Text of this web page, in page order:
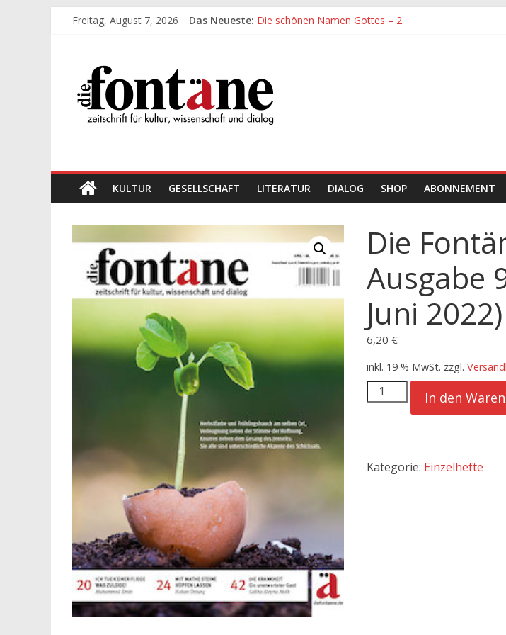
ZumFreitag, August 7, 2026 Das Neueste: Die schönen Namen Gottes – 2
„Kind“ seiner Zeit sein
Die
Fontäne
kultur,
wissenschaft
und
KULTUR GESELLSCHAFT LITERATUR DIALOG SHOP ABONNEMENT
Die
Ausgabe
Juni 2022)
6,20 €
inkl. 19 % MwSt. zzgl.
Die
Fontäne
96
(April
In den
Kategorie: Einzelhefte